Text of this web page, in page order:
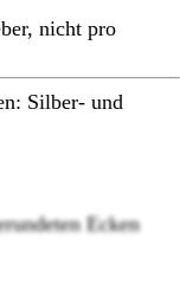
nicht pro
Silber- und
Ecken